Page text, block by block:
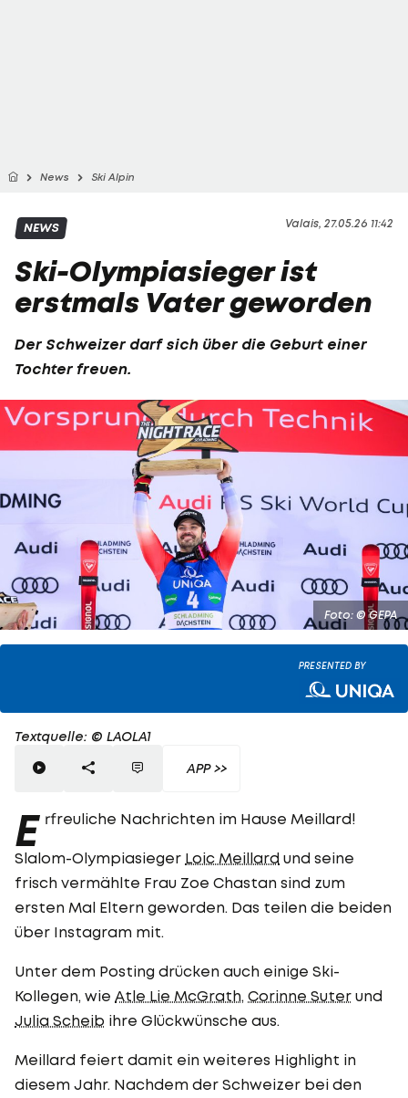
News Ski Alpin
Valais, 27.05.26 11:42
NEWS
Ski-Olympiasieger ist
erstmals Vater geworden
Der Schweizer darf sich über die Geburt einer
Tochter freuen.
Foto: © GEPA
PRESENTED BY
Textquelle: © LAOLA1
APP >>
E rfreuliche Nachrichten im Hause Meillard!
Slalom-Olympiasieger Loic Meillard und seine
frisch vermählte Frau Zoe Chastan sind zum
ersten Mal Eltern geworden. Das teilen die beiden
über Instagram mit.
Unter dem Posting drücken auch einige Ski-
Kollegen, wie Atle Lie McGrath, Corinne Suter und
Julia Scheib ihre Glückwünsche aus.
Meillard feiert damit ein weiteres Highlight in
diesem Jahr. Nachdem der Schweizer bei den